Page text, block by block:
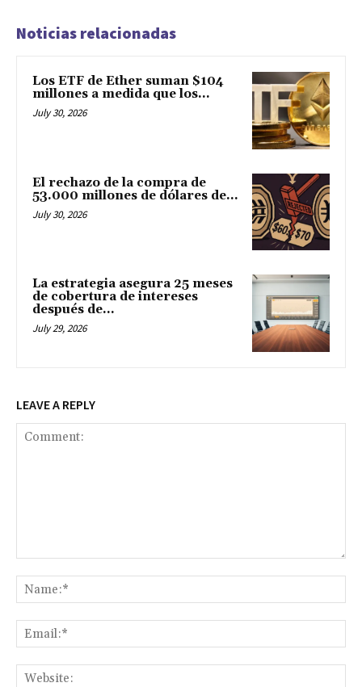
Noticias relacionadas
Los ETF de Ether suman $104
millones a medida que los...
July 30, 2026
El rechazo de la compra de
53.000 millones de dólares de...
July 30, 2026
La estrategia asegura 25 meses
de cobertura de intereses
después de...
July 29, 2026
LEAVE A REPLY